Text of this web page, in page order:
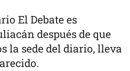
El Debate es
después de que
la sede del diario, lleva